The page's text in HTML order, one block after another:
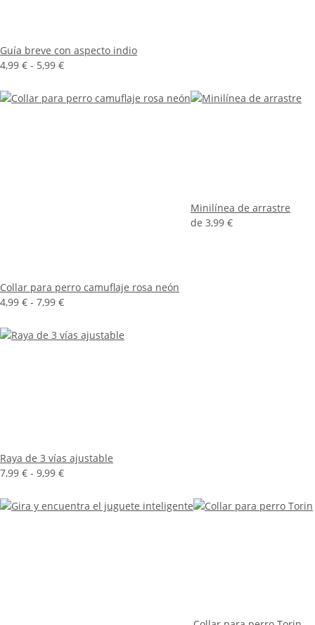
Guía breve con aspecto indio
4,99 € - 5,99 €
Collar para perro camuflaje rosa neón
4,99 € - 7,99 €
Minilínea de arrastre
de 3,99 €
Raya de 3 vías ajustable
7,99 € - 9,99 €